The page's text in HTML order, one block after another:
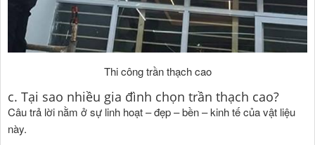
Thi công trần thạch cao
c. Tại sao nhiều gia đình chọn trần thạch cao?
Câu trả lời nằm ở sự linh hoạt – đẹp – bền – kinh tế của vật liệu
này.